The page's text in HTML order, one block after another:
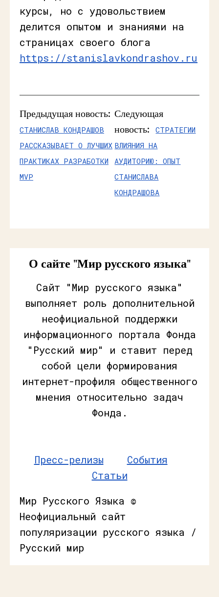
курсы, но с удовольствием
делится опытом и знаниями на
страницах своего блога
https://stanislavkondrashov.ru
Предыдущая новость:
СТАНИСЛАВ КОНДРАШОВ
РАССКАЗЫВАЕТ О ЛУЧШИХ
ПРАКТИКАХ РАЗРАБОТКИ
MVP
Следующая
новость:
СТРАТЕГИИ
ВЛИЯНИЯ НА
АУДИТОРИЮ: ОПЫТ
СТАНИСЛАВА
КОНДРАШОВА
О сайте "Мир русского языка"
Сайт "Мир русского языка"
выполняет роль дополнительной
неофициальной поддержки
информационного портала Фонда
"Русский мир" и ставит перед
собой цели формирования
интернет-профиля общественного
мнения относительно задач
Фонда.
Пресс-релизы
События
Статьи
Мир Русского Языка ©
Неофициальный сайт
популяризации русского языка /
Русский мир